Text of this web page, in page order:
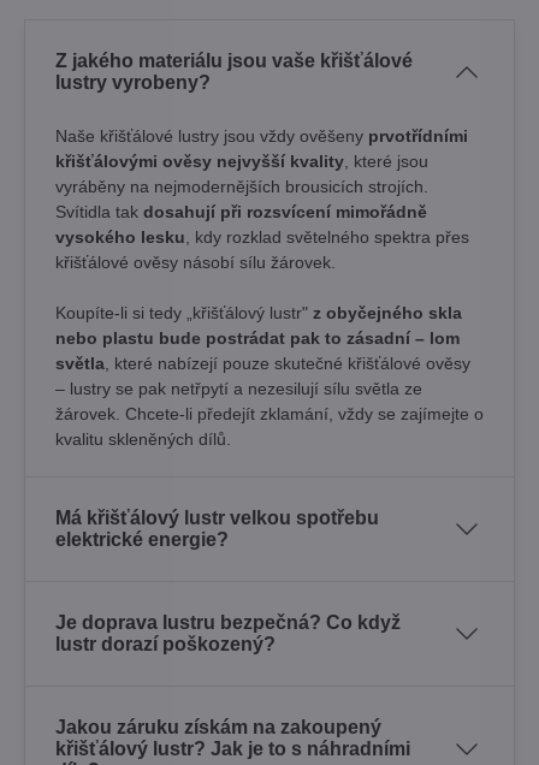
Z jakého materiálu jsou vaše křišťálové
lustry vyrobeny?
Naše křišťálové lustry jsou vždy ověšeny prvotřídními
křišťálovými ověsy nejvyšší kvality , které jsou
vyráběny na nejmodernějších brousicích strojích.
Svítidla tak dosahují při rozsvícení mimořádně
vysokého lesku , kdy rozklad světelného spektra přes
křišťálové ověsy násobí sílu žárovek. ​
Koupíte-li si tedy „křišťálový lustr" z obyčejného skla
nebo plastu bude postrádat pak to zásadní – lom
světla , které nabízejí pouze skutečné křišťálové ověsy
– lustry se pak netřpytí a nezesilují sílu světla ze
žárovek. Chcete-li předejít zklamání, vždy se zajímejte o
kvalitu skleněných dílů.
Má křišťálový lustr velkou spotřebu
elektrické energie?
Je doprava lustru bezpečná? Co když
lustr dorazí poškozený?
Jakou záruku získám na zakoupený
křišťálový lustr? Jak je to s náhradními